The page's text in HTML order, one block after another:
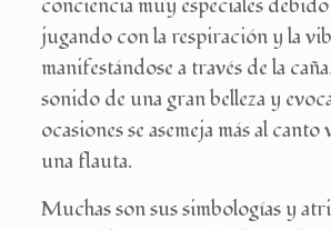
conciencia muy especiales debido
jugando con la respiración y la
manifestándose a través de la
sonido de una gran belleza y
ocasiones se asemeja más al
una flauta.
Muchas son sus simbologías y